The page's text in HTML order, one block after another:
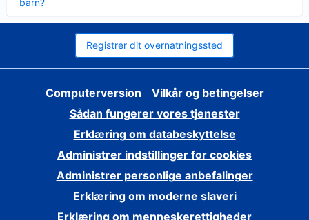
barn?
Registrer dit overnatningssted
Computerversion
Vilkår og betingelser
Sådan fungerer vores tjenester
Erklæring om databeskyttelse
Administrer indstillinger for cookies
Administrer personlige anbefalinger
Erklæring om moderne slaveri
Erklæring om menneskerettigheder